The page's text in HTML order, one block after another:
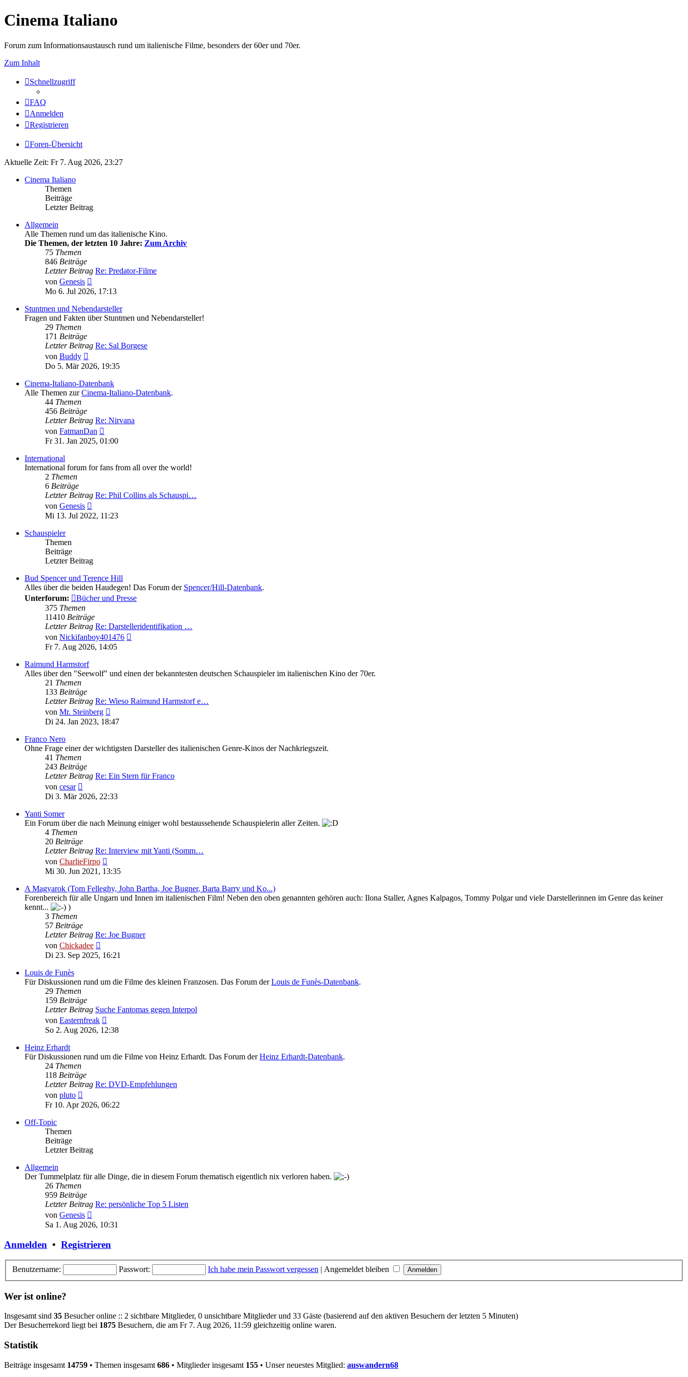
Cinema Italiano
Forum zum Informationsaustausch rund um italienische Filme, besonders der 60er und 70er.
Zum Inhalt
Schnellzugriff
FAQ
Anmelden
Registrieren
Foren-Übersicht
Aktuelle Zeit: Fr 7. Aug 2026, 23:27
Cinema Italiano
Themen
Beiträge
Letzter Beitrag
Allgemein
Alle Themen rund um das italienische Kino.
Die Themen, der letzten 10 Jahre: Zum Archiv
75 Themen
846 Beiträge
Letzter Beitrag Re: Predator-Filme
von Genesis
Beitrag
Mo 6. Jul 2026, 17:13
Stuntmen und Nebendarsteller
Fragen und Fakten über Stuntmen und Nebendarsteller!
29 Themen
171 Beiträge
Letzter Beitrag Re: Sal Borgese
von Buddy
Beitrag
Do 5. Mär 2026, 19:35
Cinema-Italiano-Datenbank
Alle Themen zurCinema-Italiano-Datenbank.
44 Themen
456 Beiträge
Letzter Beitrag Re: Nirvana
von FatmanDan
Beitrag
Fr 31. Jan 2025, 01:00
International
International forum for fans from all over the world!
2 Themen
6 Beiträge
Letzter Beitrag Re: Phil Collins als Schauspi…
von Genesis
Beitrag
Mi 13. Jul 2022, 11:23
Schauspieler
Themen
Beiträge
Letzter Beitrag
Bud Spencer und Terence Hill
Alles über die beiden Haudegen! Das Forum der Spencer/Hill-Datenbank.
Unterforum:
Bücher und Presse
375 Themen
11410 Beiträge
Letzter Beitrag Re: Darstelleridentifikation …
von Nickifanboy401476
Fr 7. Aug 2026, 14:05
Raimund Harmstorf
Alles über den "Seewolf" und einen der bekanntesten deutschen Schauspieler im italienischen Kino der 70er.
21 Themen
133 Beiträge
Letzter Beitrag Re: Wieso Raimund Harmstorf e…
von Mr. Steinberg
Beitrag
Di 24. Jan 2023, 18:47
Franco Nero
Ohne Frage einer der wichtigsten Darsteller des italienischen Genre-Kinos der Nachkriegszeit.
41 Themen
243 Beiträge
Letzter Beitrag Re: Ein Stern für Franco
von cesar
Beitrag
Di 3. Mär 2026, 22:33
Yanti Somer
Ein Forum über die nach Meinung einiger wohl bestaussehende Schauspielerin aller Zeiten.
4 Themen
20 Beiträge
Letzter Beitrag Re: Interview mit Yanti (Somm…
von CharlieFirpo
Beitrag
Mi 30. Jun 2021, 13:35
A Magyarok (Tom Felleghy, John Bartha, Joe Bugner, Barta Barry und Ko...)
Forenbereich für alle Ungarn und Innen im italienischen Film! Neben den oben genannten gehören auch: Ilona Staller, Agnes Kalpagos, Tommy Polgar und viele Darstellerinnen im Genre das keiner
kennt...
)
3 Themen
57 Beiträge
Letzter Beitrag Re: Joe Bugner
von Chickadee
Beitrag
Di 23. Sep 2025, 16:21
Louis de Funès
Für Diskussionen rund um die Filme des kleinen Franzosen. Das Forum derLouis de Funès-Datenbank.
29 Themen
159 Beiträge
Letzter Beitrag Suche Fantomas gegen Interpol
von Easternfreak
Beitrag
So 2. Aug 2026, 12:38
Heinz Erhardt
Für Diskussionen rund um die Filme von Heinz Erhardt. Das Forum derHeinz Erhardt-Datenbank.
24 Themen
118 Beiträge
Letzter Beitrag Re: DVD-Empfehlungen
von pluto
Beitrag
Fr 10. Apr 2026, 06:22
Off-Topic
Themen
Beiträge
Letzter Beitrag
Allgemein
Der Tummelplatz für alle Dinge, die in diesem Forum thematisch eigentlich nix verloren haben.
26 Themen
959 Beiträge
Letzter Beitrag Re: persönliche Top 5 Listen
von Genesis
Beitrag
Sa 1. Aug 2026, 10:31
Anmelden • Registrieren
Benutzername: Passwort: Ich habe mein Passwort vergessen | Angemeldet bleiben
Wer ist online?
Insgesamt sind 35 Besucher online :: 2 sichtbare Mitglieder, 0 unsichtbare Mitglieder und 33 Gäste (basierend auf den aktiven Besuchern der letzten 5 Minuten)
Der Besucherrekord liegt bei 1875 Besuchern, die am Fr 7. Aug 2026, 11:59 gleichzeitig online waren.
Statistik
Beiträge insgesamt 14759 • Themen insgesamt 686 • Mitglieder insgesamt 155 • Unser neuestes Mitglied: auswandern68